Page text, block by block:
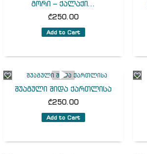
გორი – ქალაქი...
₾250.00
Add to Cart
შუაგული შიდა ქართლისა
₾250.00
Add to Cart